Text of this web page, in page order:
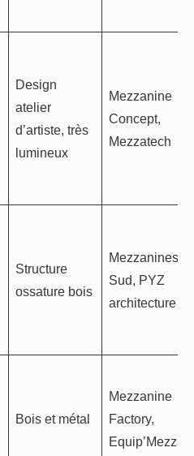
Design
atelier
d’artiste, très
lumineux
Mezzanine
Concept,
Mezzatech
Structure
ossature bois
Mezzanines
Sud, PYZ
architecture
Bois et métal
Mezzanine
Factory,